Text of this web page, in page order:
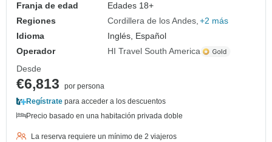
Franja de edad
Edades 18+
Regiones
Cordillera de los Andes +2 más
Idioma
Inglés, Español
Operador
HI Travel South America
Desde
€6,813
por persona
Regístrate para acceder a los descuentos
Precio basado en una habitación privada doble
La reserva requiere un mínimo de 2 viajeros